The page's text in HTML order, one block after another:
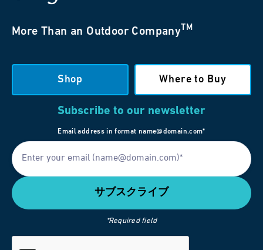
More Than an Outdoor Company TM
Shop Where to Buy
Subscribe to our newsletter
Email address in format name@domain.com*
*Required field